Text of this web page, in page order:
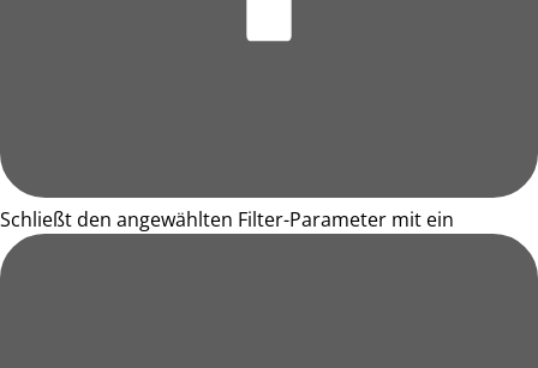
Schließt den angewählten Filter-Parameter mit ein